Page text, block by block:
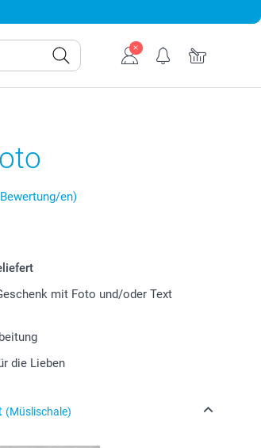
en)
mit Foto und/oder Text
die Lieben
(Müslischale)